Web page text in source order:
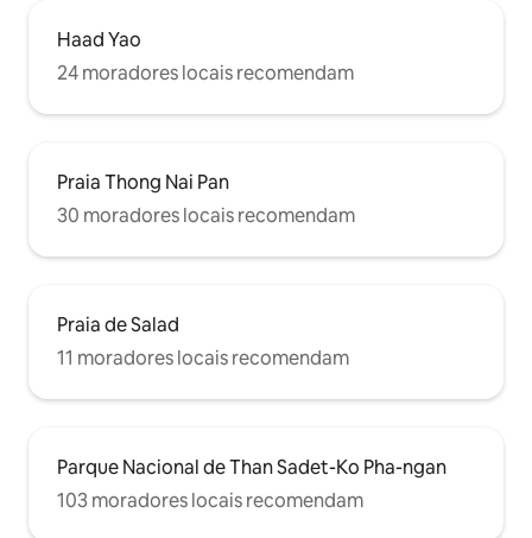
Haad Yao
24 moradores locais recomendam
Praia Thong Nai Pan
30 moradores locais recomendam
Praia de Salad
11 moradores locais recomendam
Parque Nacional de Than Sadet-Ko Pha-ngan
103 moradores locais recomendam